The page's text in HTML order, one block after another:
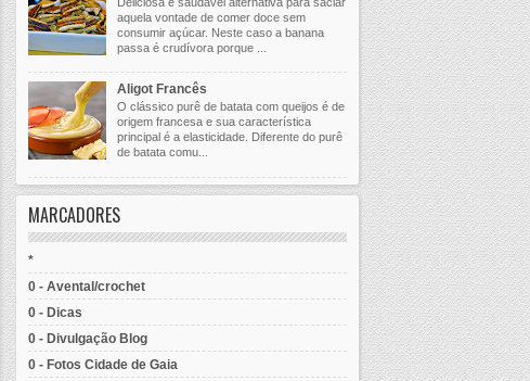
aquela vontade de comer doce sem
consumir açúcar. Neste caso a banana
passa é crudívora porque ...
Aligot Francês
O clássico purê de batata com queijos é de
origem francesa e sua característica
principal é a elasticidade. Diferente do purê
de batata comu...
MARCADORES
*
0 - Avental/crochet
0 - Dicas
0 - Divulgação Blog
0 - Fotos Cidade de Gaia